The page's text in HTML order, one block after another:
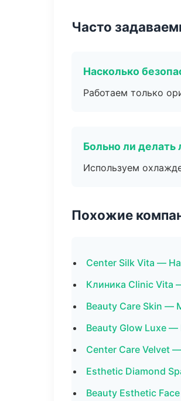
Часто
Насколько
Работаем только
Больно ли делать
Используем
Похожие
Center Silk Vita —
Клиника Clinic Vita
Beauty Care Skin —
Beauty Glow Luxe —
Center Care Velvet
Esthetic Diamond
Beauty Esthetic